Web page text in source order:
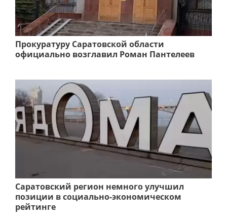
Прокуратуру Саратовской области
официально возглавил Роман Пантелеев
Саратовский регион немного улучшил
позиции в социально-экономическом
рейтинге